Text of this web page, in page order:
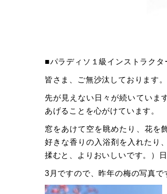
■パラディソ１級インストラクタ
皆さま、ご無沙汰しております
先が見えない日々が続いていま
あげることを心がけています。
窓をあけて空を眺めたり、花を
好きな香りの入浴剤を入れたり
揉むと、よりおいしいです。）
3月ですので、昨年の梅の写真で